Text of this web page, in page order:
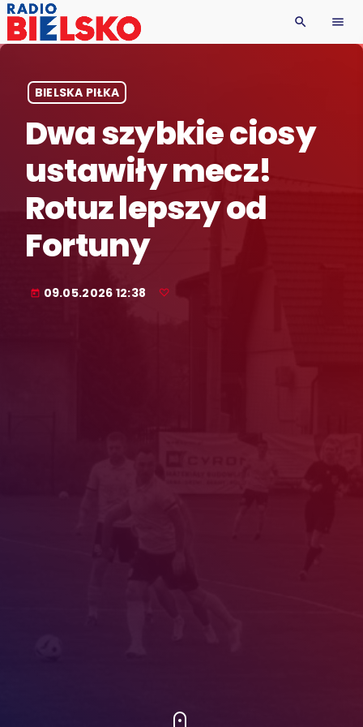
search menu
BIELSKA PIŁKA
Dwa szybkie ciosy
ustawiły mecz!
Rotuz lepszy od
Fortuny
today 09.05.2026 12:38